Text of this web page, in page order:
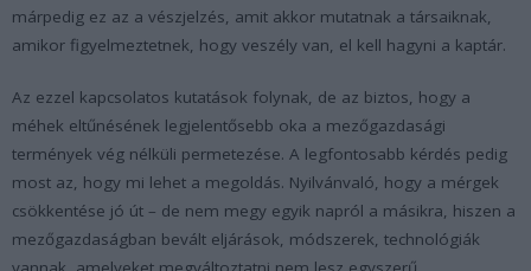
márpedig ez az a vészjelzés, amit akkor mutatnak a társaiknak,
amikor figyelmeztetnek, hogy veszély van, el kell hagyni a kaptár.
Az ezzel kapcsolatos kutatások folynak, de az biztos, hogy a
méhek eltűnésének legjelentősebb oka a mezőgazdasági
termények vég nélküli permetezése. A legfontosabb kérdés pedig
most az, hogy mi lehet a megoldás. Nyilvánvaló, hogy a mérgek
csökkentése jó út – de nem megy egyik napról a másikra, hiszen a
mezőgazdaságban bevált eljárások, módszerek, technológiák